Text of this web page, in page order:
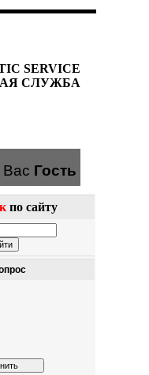
SERVICE
СЛУЖБА
Вас Гость
по сайту